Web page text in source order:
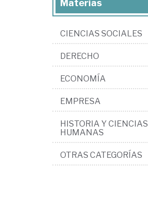
Materias
CIENCIAS SOCIALES
DERECHO
ECONOMÍA
EMPRESA
HISTORIA Y CIENCIAS
HUMANAS
OTRAS CATEGORÍAS